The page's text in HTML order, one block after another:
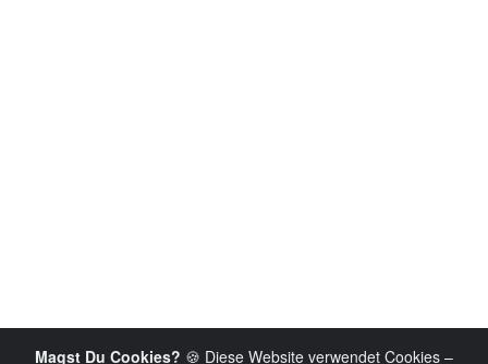
Magst Du Cookies? 🍪 Diese Website verwendet Cookies –